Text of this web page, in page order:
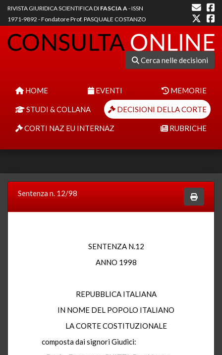
RIVISTA GIURIDICA SCIENTIFICA DI FASCIA A- ISSN
1971-9892 - Fondatore Prof. PASQUALE COSTANZO
Cerca nelle decisioni
HOME EVENTI MEMORIE
STUDI & COLLANA DECISIONI DELLA CORTE
CORTI NAZ EU INTERNAZ RUBRICHE
Sentenza n. 12/98
SENTENZA N.12
ANNO 1998
REPUBBLICA ITALIANA
IN NOME DEL POPOLO ITALIANO
LA CORTE COSTITUZIONALE
composta dai signori Giudici: